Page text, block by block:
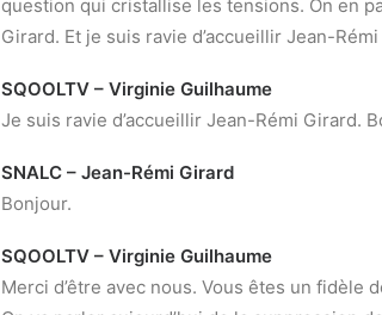
question qui cristallise les tensions. On en
Girard. Et je suis ravie d’accueillir Jean-
SQOOLTV – Virginie Guilhaume
Je suis ravie d’accueillir Jean-Rémi Girard.
SNALC – Jean-Rémi Girard
Bonjour.
SQOOLTV – Virginie Guilhaume
Merci d’être avec nous. Vous êtes un fidèle